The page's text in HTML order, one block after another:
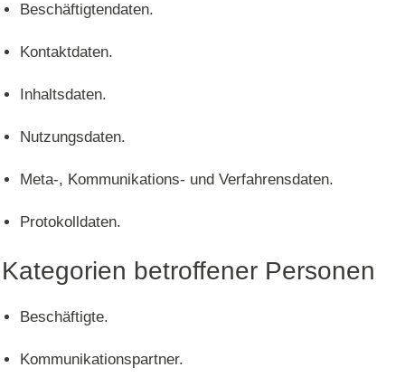
Beschäftigtendaten.
Kontaktdaten.
Inhaltsdaten.
Nutzungsdaten.
Meta-, Kommunikations- und Verfahrensdaten.
Protokolldaten.
Kategorien betroffener Personen
Beschäftigte.
Kommunikationspartner.